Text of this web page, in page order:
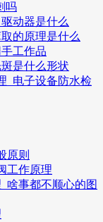
吗
动器是什么
的原理是什么
工作品
是什么形状
_电子设备防水检
原则
工作原理
啥事都不顺心的图